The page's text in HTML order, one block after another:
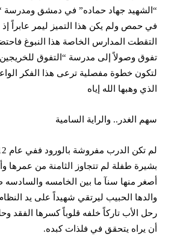
“الشهيد جهاد حماده” في دمشق ومدرسة
في حمص ولم يكن هذا التميز ليمر عابراً
التقطت المدارس الخاصة هذا النبوغ
تفوق وصولاً إلى مدرسة “التفوق للخريجين
لتكون خطوة مفصلية ترعى هذا الفكر
الذي وهبها الله إياه
سهم الغدر.. والراية السامية
بشيرة طفلة لم تتجاوز الثامنة من عمرها
أصغر منها سنآ ما بين الخامسه والسادسه
والدها الحبيب ليرتقي شهيداً على يد
رحل الأب تاركاً خلفه قلوباً كسرها الفقد
أن يراه يتحقق في فلذات كبده.